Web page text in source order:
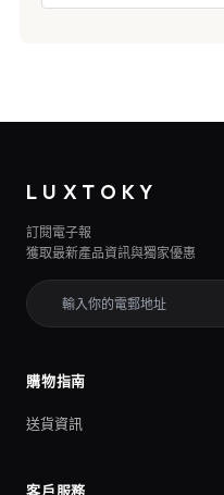
LUXTOKY
訂閱電子報
獲取最新產品資訊與獨家優惠
購物指南
送貨資訊
客戶服務